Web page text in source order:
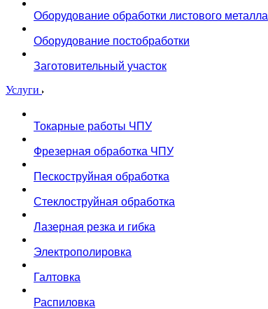
Оборудование обработки листового металла
Оборудование постобработки
Заготовительный участок
Услуги
Токарные работы ЧПУ
Фрезерная обработка ЧПУ
Пескоструйная обработка
Стеклоструйная обработка
Лазерная резка и гибка
Электрополировка
Галтовка
Распиловка